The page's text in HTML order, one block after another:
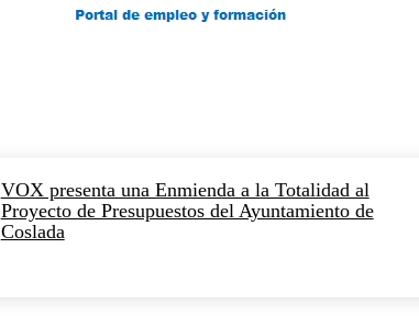
VOX presenta una Enmienda a la Totalidad al
Proyecto de Presupuestos del Ayuntamiento de
Coslada